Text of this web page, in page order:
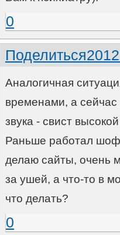
0
Поделиться
Аналогичная
временами, а сейчас
звука - свист
Раньше работал
делаю сайты, очень
за ушей, а что-то в
что делать?
0